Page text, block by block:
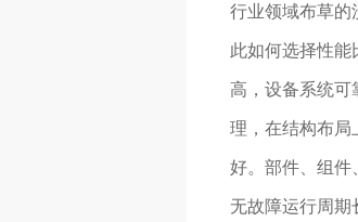
行业领域布草的
此如何选择性
高，设备系统可
理，在结构布局
好。部件、组件
无故障运行周期